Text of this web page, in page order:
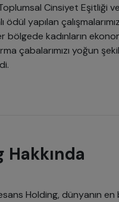
Cinsiyet Eşitliği ve
yapılan
bölgede kadınların
çabalarımızı yoğun
Hakkında
Holding, dünyanın